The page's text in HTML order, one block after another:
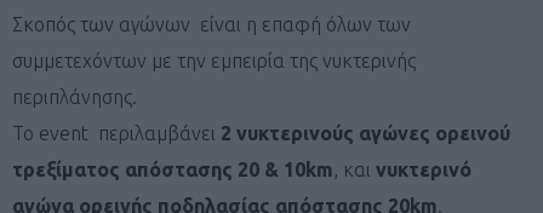
Σκοπός των αγώνων είναι η επαφή όλων των
συμμετεχόντων με την εμπειρία της νυκτερινής
περιπλάνησης.
Το event περιλαμβάνει 2 νυκτερινούς αγώνες ορεινού
τρεξίματος απόστασης 20 & 10km, και νυκτερινό
αγώνα ορεινής ποδηλασίας απόστασης 20km.